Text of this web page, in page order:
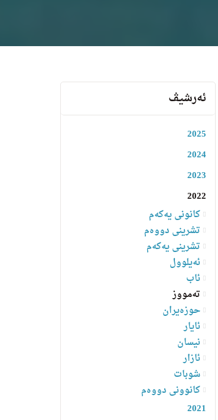
ئەرشیڤ
2025
2024
2023
2022
کانونی یەکەم
تشرینی دووەم
تشرینی یەکەم
ئەیلوول
ئاب
تەمووز
حوزەیران
ئایار
نیسان
ئازار
شوبات
کانوونی دووەم
2021